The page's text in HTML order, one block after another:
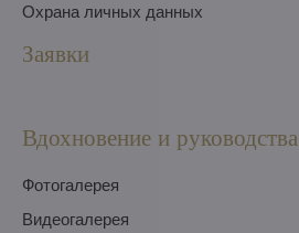
Охрана личных данных
Заявки
Вдохновение и руководства
Фотогалерея
Видеогалерея